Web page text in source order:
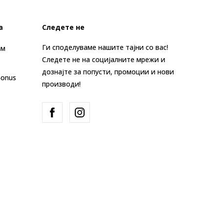
Следете не
Ги споделуваме нашите тајни со вас!
Следете не на социјалните мрежи и
дознајте за попусти, промоции и нови
производи!